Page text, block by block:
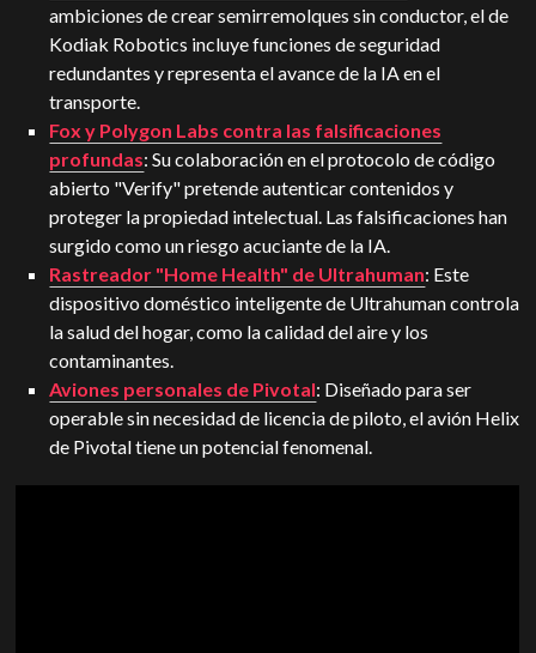
ambiciones de crear semirremolques sin conductor, el de
Kodiak Robotics incluye funciones de seguridad
redundantes y representa el avance de la IA en el
transporte.
Fox y Polygon Labs contra las falsificaciones
profundas: Su colaboración en el protocolo de código
abierto "Verify" pretende autenticar contenidos y
proteger la propiedad intelectual. Las falsificaciones han
surgido como un riesgo acuciante de la IA.
Rastreador "Home Health" de Ultrahuman: Este
dispositivo doméstico inteligente de Ultrahuman controla
la salud del hogar, como la calidad del aire y los
contaminantes.
Aviones personales de Pivotal: Diseñado para ser
operable sin necesidad de licencia de piloto, el avión Helix
de Pivotal tiene un potencial fenomenal.